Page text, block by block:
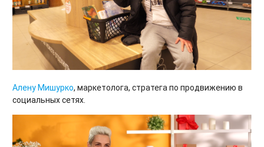
Алену Мишурко, маркетолога, стратега по продвижению в
социальных сетях.